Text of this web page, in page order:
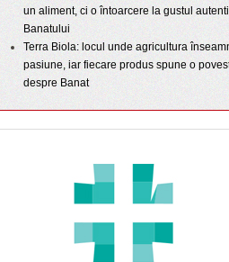
un aliment, ci o întoarcere la gustul
Banatului
Terra Biola: locul unde agricultura
pasiune, iar fiecare produs spune o
despre Banat